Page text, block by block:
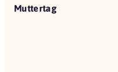
Muttertag